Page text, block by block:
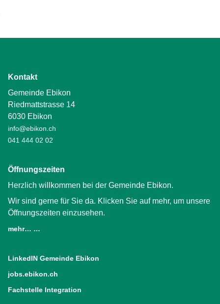
Kontakt
Gemeinde Ebikon
Riedmattstrasse 14
6030 Ebikon
info@ebikon.ch
041 444 02 02
Öffnungszeiten
Herzlich willkommen bei der Gemeinde Ebikon.
Wir sind gerne für Sie da. Klicken Sie auf mehr, um unsere
Öffnungszeiten einzusehen.
mehr… …
LinkedIN Gemeinde Ebikon
jobs.ebikon.ch
Fachstelle Integration